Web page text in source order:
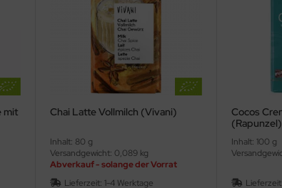
mit
Chai Latte Vollmilch (Vivani)
Inhalt: 80 g
Versandgewicht: 0,089 kg
Abverkauf - solange der Vorrat
reicht
Lieferzeit:1-4 Werktage
Cocos
(Rapunzel)
Inhalt: 100 g
Lieferzeit: